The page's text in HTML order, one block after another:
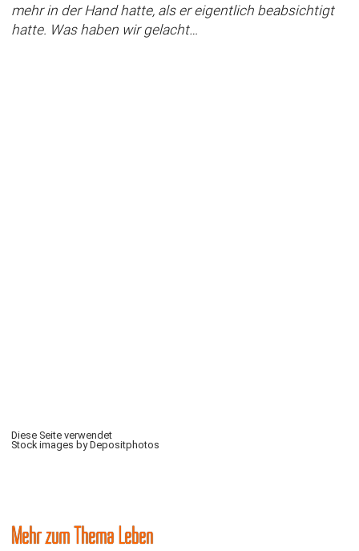
mehr in der Hand hatte, als er eigentlich beabsichtigt
hatte. Was haben wir gelacht…
Diese Seite verwendet
Stock images by Depositphotos
Mehr zum Thema Leben